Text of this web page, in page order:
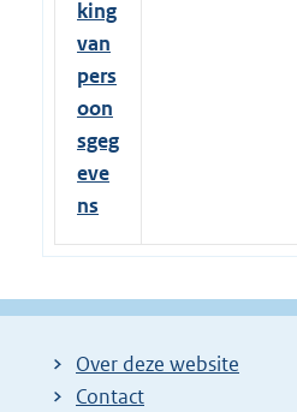
king
van
pers
oon
sgeg
eve
ns
Over deze website
Contact